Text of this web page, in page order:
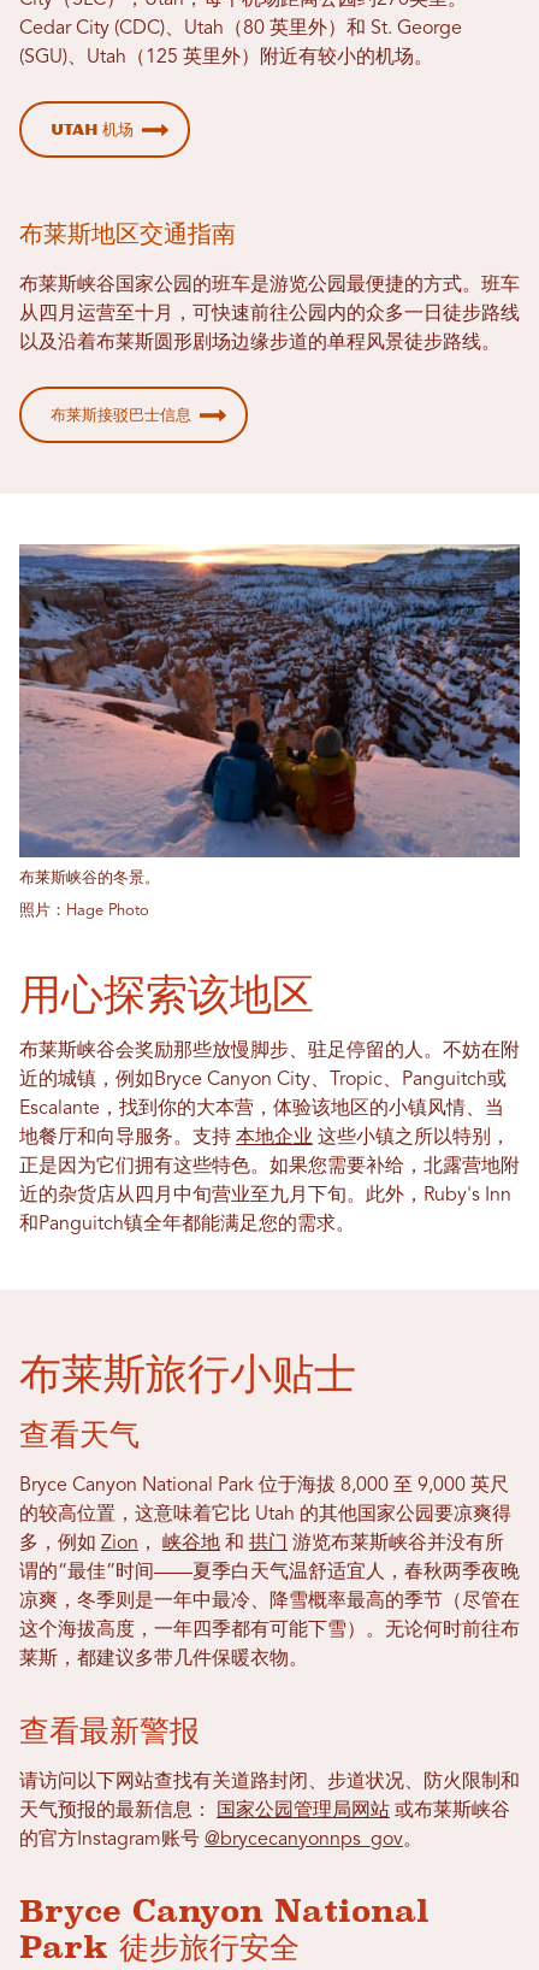
Cedar City (CDC)、Utah（80 英里外）和 St. George
(SGU)、Utah（125 英里外）附近有较小的机场。
Utah 机场
布莱斯地区交通指南
布莱斯峡谷国家公园的班车是游览公园最便捷的方式。班车
从四月运营至十月，可快速前往公园内的众多一日徒步路线
以及沿着布莱斯圆形剧场边缘步道的单程风景徒步路线。
布莱斯接驳巴士信息
布莱斯峡谷的冬景。
照片：Hage Photo
用心探索该地区
布莱斯峡谷会奖励那些放慢脚步、驻足停留的人。不妨在附
近的城镇，例如Bryce Canyon City、Tropic、Panguitch或
Escalante，找到你的大本营，体验该地区的小镇风情、当
地餐厅和向导服务。支持 本地企业 这些小镇之所以特别，
正是因为它们拥有这些特色。如果您需要补给，北露营地附
近的杂货店从四月中旬营业至九月下旬。此外，Ruby's Inn
和Panguitch镇全年都能满足您的需求。
布莱斯旅行小贴士
查看天气
Bryce Canyon National Park 位于海拔 8,000 至 9,000 英尺
的较高位置，这意味着它比 Utah 的其他国家公园要凉爽得
多，例如 Zion ， 峡谷地 和 拱门 游览布莱斯峡谷并没有所
谓的“最佳”时间——夏季白天气温舒适宜人，春秋两季夜晚
凉爽，冬季则是一年中最冷、降雪概率最高的季节（尽管在
这个海拔高度，一年四季都有可能下雪）。无论何时前往布
莱斯，都建议多带几件保暖衣物。
查看最新警报
请访问以下网站查找有关道路封闭、步道状况、防火限制和
天气预报的最新信息：
国家公园管理局网站 或布莱斯峡谷
的官方Instagram账号 @brycecanyonnps_gov。
Bryce Canyon National
Park 徒步旅行安全